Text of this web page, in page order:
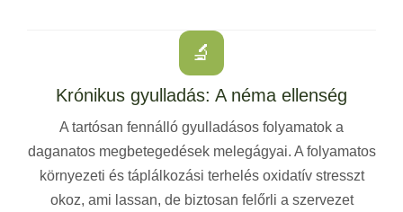
🔬
Krónikus gyulladás: A néma ellenség
A tartósan fennálló gyulladásos folyamatok a
daganatos megbetegedések melegágyai. A folyamatos
környezeti és táplálkozási terhelés oxidatív stresszt
okoz, ami lassan, de biztosan felőrli a szervezet